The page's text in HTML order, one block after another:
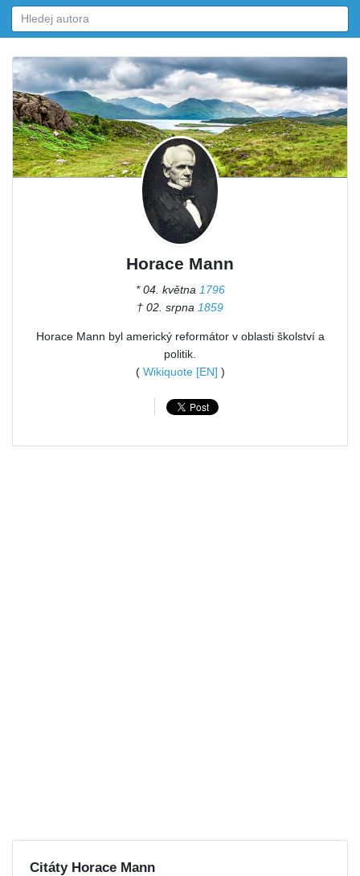
Horace Mann
* 04. května 1796
† 02. srpna 1859
Horace Mann byl americký reformátor v oblasti školství a
politik.
( Wikiquote [EN] )
Citáty Horace Mann